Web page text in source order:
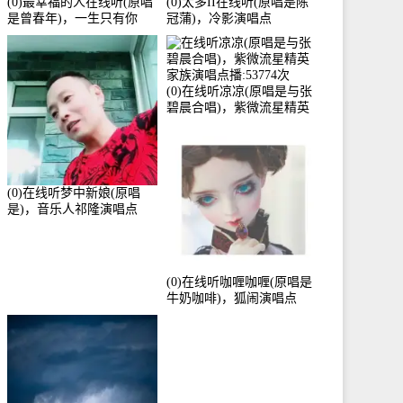
是曾春年)，一生只有你
《停币》演唱点播:51421次
冠蒲)，冷影演唱点
播:72342次
(0)在线听梦中新娘(原唱
是)，音乐人祁隆演唱点
(0)在线听凉凉(原唱是与张
碧晨合唱)，紫微流星精英
(0)在线听咖喱咖喱(原唱是
牛奶咖啡)，狐闹演唱点